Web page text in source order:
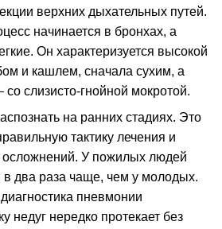
верхних дыхательных путей.
начинается в бронхах, а
Он характеризуется высокой
и кашлем, сначала сухим, а
со слизисто-гнойной мокротой.
на ранних стадиях. Это
тактику лечения и
осложнений. У пожилых людей
в два раза чаще, чем у молодых.
пневмонии
недуг нередко протекает без